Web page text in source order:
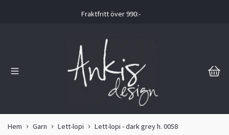
Fraktfritt över 990:-
Hem Garn Lett-lopi Lett-lopi - dark grey h. 0058